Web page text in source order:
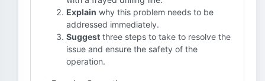
Explain why this problem needs to be
addressed immediately.
Suggest three steps to take to resolve the
issue and ensure the safety of the
operation.